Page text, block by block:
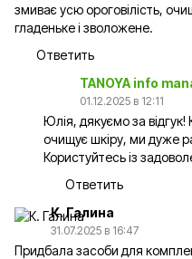
змиває усю ороговілість,
гладеньке і зволожене.
Ответить
TANOYA info
01.12.2025 в 12:11
Юлія, дякуємо за відгук!
очищує шкіру, ми дуже
Користуйтесь із
Ответить
К. Галина
31.07.2025 в 16:47
Придбала засоби для